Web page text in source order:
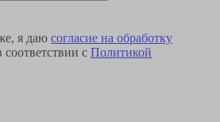
я даю согласие на обработку
соответствии с Политикой